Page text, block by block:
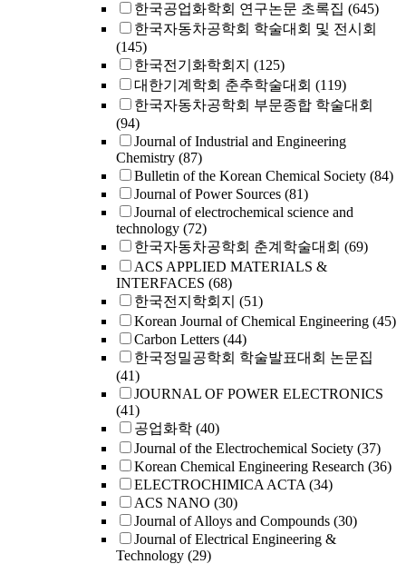
한국공업화학회 연구논문 초록집 (645)
한국자동차공학회 학술대회 및 전시회
(145)
한국전기화학회지 (125)
대한기계학회 춘추학술대회 (119)
한국자동차공학회 부문종합 학술대회
(94)
Journal of Industrial and Engineering
Chemistry (87)
Bulletin of the Korean Chemical Society (84)
Journal of Power Sources (81)
Journal of electrochemical science and
technology (72)
한국자동차공학회 춘계학술대회 (69)
ACS APPLIED MATERIALS &
INTERFACES (68)
한국전지학회지 (51)
Korean Journal of Chemical Engineering (45)
Carbon Letters (44)
한국정밀공학회 학술발표대회 논문집
(41)
JOURNAL OF POWER ELECTRONICS
(41)
공업화학 (40)
Journal of the Electrochemical Society (37)
Korean Chemical Engineering Research (36)
ELECTROCHIMICA ACTA (34)
ACS NANO (30)
Journal of Alloys and Compounds (30)
Journal of Electrical Engineering &
Technology (29)